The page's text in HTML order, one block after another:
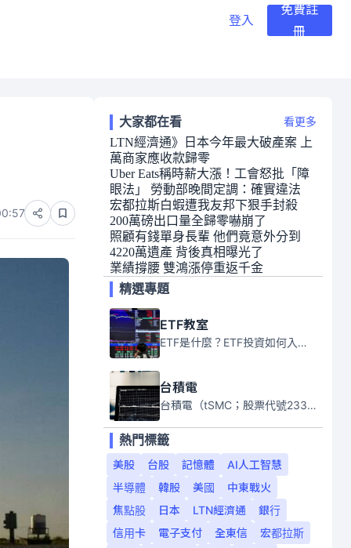
登入
免費註
冊
大家都在看 看更多
LTN經濟通》日本今年最大破產案 上
萬商家應收款歸零
Uber Eats稱時薪大漲！工會怒批「障
眼法」 勞動部晚間定調：確實違法
宏都拉斯白蝦遭我友邦下狠手封殺
200萬磅出口量全歸零嚇崩了
照顧有錢單身長輩 他們竟意外分到
4220萬遺產 背後真相曝光了
業績撐腰 雙鴻漲停重返千金
精選專題
ETF教室
ETF是什麼？ETF投資如何入門？本系列專題文章將會告訴你新手必須知道的ETF基礎知識。
台積電
台積電（tSMC；股票代號2330）是全球領先的半導體代工公司，成立於1987年，總部位於台灣新竹。且已於美國、日本、德國及中國設廠，台積電是全球首家專業積體電路製造服務公司，也是全球最先進和最大規模的半導體代工廠。
熱門標籤
美股
台股 記憶體
AI人工智慧
半導體
韓股 美國
中東戰火
焦點股
日本 LTN經濟通
銀行
信用卡
電子支付 全東信
宏都拉斯